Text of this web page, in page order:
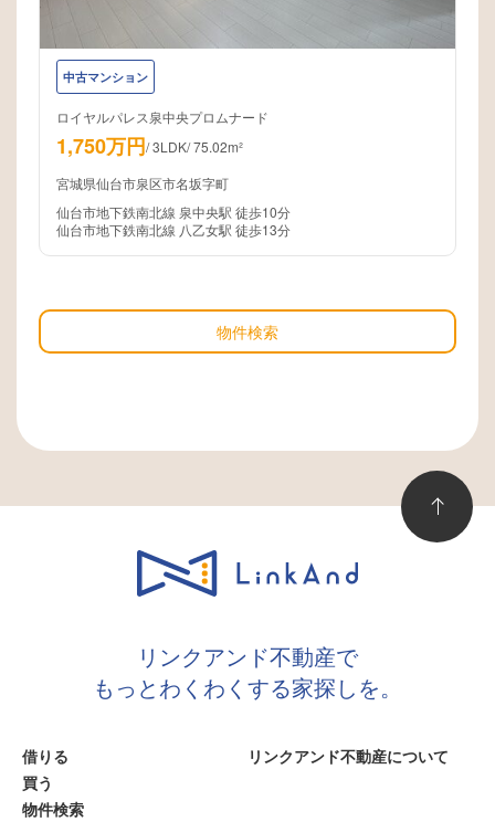
中古マンション
ロイヤルパレス泉中央プロムナード
1,750万円/3LDK/75.02m²
宮城県仙台市泉区市名坂字町
仙台市地下鉄南北線 泉中央駅 徒歩10分
仙台市地下鉄南北線 八乙女駅 徒歩13分
物件検索
リンクアンド不動産で
もっとわくわくする家探しを。
借りる
買う
物件検索
リンクアンド不動産について